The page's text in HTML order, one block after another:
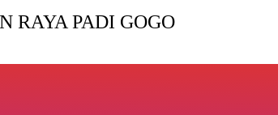
RAYA PADI GOGO